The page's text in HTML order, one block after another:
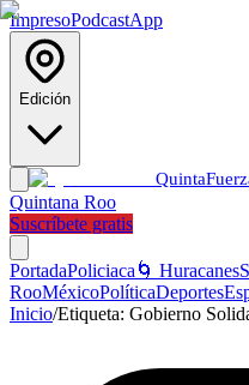
ImpresoPodcastApp
Edición
Quinta
Quintana Roo
Suscríbete gratis
PortadaPoliciaca 🌀 Huracanes
RooMéxicoPolíticaDeportes
Inicio/Etiqueta: Gobierno